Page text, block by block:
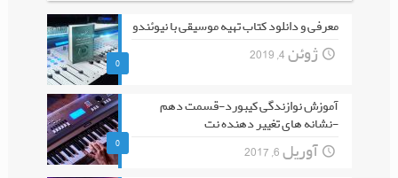
0
معرفی و دانلود کتاب تهیه موسیقی با نیوئندو
ژوئن 4, 2019
0
آموزش نوازندگی کیبورد-قسمت دهم
-نشانه های تغییر دهنده نت
آوریل 6, 2017